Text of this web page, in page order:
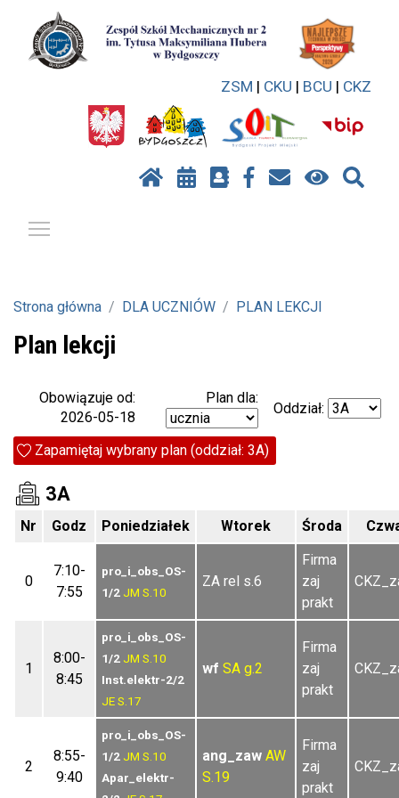
ZSM | CKU | BCU | CKZ
Strona główna DLA UCZNIÓW PLAN LEKCJI
Plan lekcji
Obowiązuje od:
2026-05-18
Plan dla:
Oddział:
Zapamiętaj wybrany plan (oddział: 3A)
3A
Nr Godz Poniedziałek Wtorek Środa
0
7:10-
7:55
pro_i_obs_OS-
1/2 JM S.10
ZA rel s.6
Firma
zaj
prakt
1
8:00-
8:45
pro_i_obs_OS-
1/2 JM S.10
Inst.elektr-2/2
JES.17
wf SA g.2
Firma
zaj
prakt
2
8:55-
9:40
pro_i_obs_OS-
1/2 JM S.10
Apar_elektr-
ang_zaw AW
S.19
Firma
zaj
prakt